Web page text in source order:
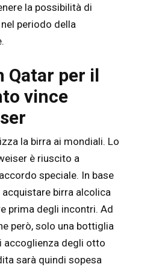
la possibilità di
periodo della
Qatar per il
vince
la birra ai mondiali. Lo
è riuscito a
speciale. In base
acquistare birra alcolica
prima degli incontri. Ad
però, solo una bottiglia
accoglienza degli otto
sarà quindi sopesa